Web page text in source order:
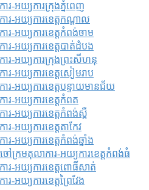
រ-អយ្យការក្រុងភ្នំពេញ
រ-អយ្យការខេត្តកណ្តាល
រ-អយ្យការខេត្តកំពង់ចាម
រ-អយ្យការខេត្តបាត់ដំបង
រ-អយ្យការ​ក្រុងព្រះសីហនុ
រ-អយ្យការខេត្តសៀមរាប
រ-អយ្យការខេត្តបន្ទាយមានជ័យ
រ-អយ្យការខេត្តកំពត
រ-អយ្យការខេត្តកំពង់ស្ពឺ
-អយ្យការខេត្តតាកែវ
រ-អយ្យការខេត្តកំពង់ឆ្នាំង
ៅក្រមតុលាការ-អយ្យការខេត្តកំពង់ធំ
រ-អយ្យការខេត្តពោធិ៍សាត់
-អយ្យការខេត្តព្រៃវែង